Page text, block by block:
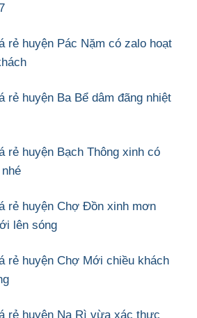
rẻ huyện Pác Nặm có zalo hoạt
rẻ huyện Ba Bể dâm đãng nhiệt
rẻ huyện Bạch Thông xinh có
rẻ huyện Chợ Đồn xinh mơn
lên sóng
rẻ huyện Chợ Mới chiều khách
rẻ huyện Na Rì vừa xác thực